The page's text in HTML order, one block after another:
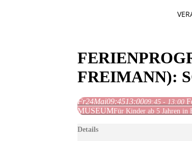
FREIMANN):
Fr24Mai09:4513:0009:45 - 13:00
MUSEUMFür Kinder ab 5 Jahren in
Details